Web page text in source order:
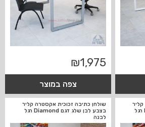
₪1,975
צפה במוצר
בצבע לבן שלג דגם Diamond רגל
שולחן כתיבה זכוכית אקסטרה קליר
בצבע לבן שלג דגם Diamond רגל
לבנה